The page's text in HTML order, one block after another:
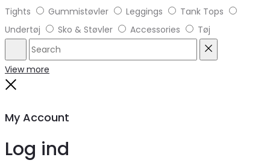
Tights
Gummistøvler Leggings
Tank Tops
Undertøj
Sko & Støvler Accessories Tøj
Search
View more
My Account
Log ind